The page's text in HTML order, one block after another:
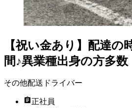
【祝い金あり】配達の
間♪異業種出身の方多数
その他配送ドライバー
正社員